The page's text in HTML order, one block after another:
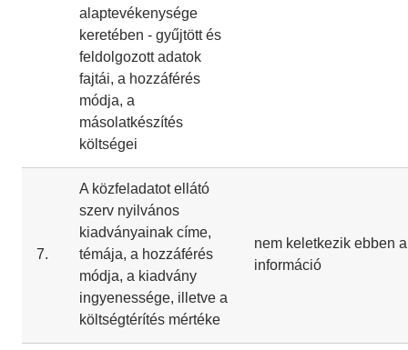
alaptevékenysége
keretében - gyűjtött és
feldolgozott adatok
fajtái, a hozzáférés
módja, a
másolatkészítés
költségei
7.
A közfeladatot ellátó
szerv nyilvános
kiadványainak címe,
témája, a hozzáférés
módja, a kiadvány
ingyenessége, illetve a
költségtérítés mértéke
nem keletkezik ebben
információ